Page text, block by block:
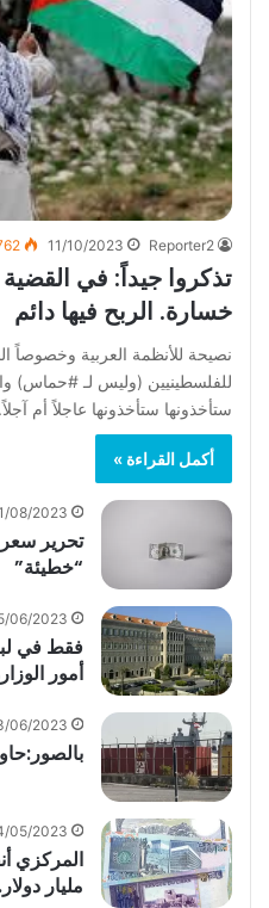
Reporter2
11/10/2023
‏تذكروا جيداً: في القضية
خسارة. الربح فيها دائم
نصيحة للأنظمة العربية وخصوصاً
للفلسطينيين (وليس لـ #حماس)
ستأخذونها ستأخذونها عاجلاً أم
أكمل القراءة »
08/2023
‏تحرير
“خطيئة”
06/2023
فقط في
أمور
06/2023
05/2023
مليار